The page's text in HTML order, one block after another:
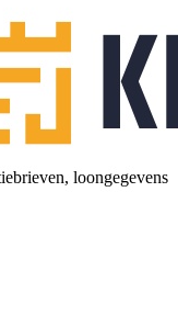
loongegevens